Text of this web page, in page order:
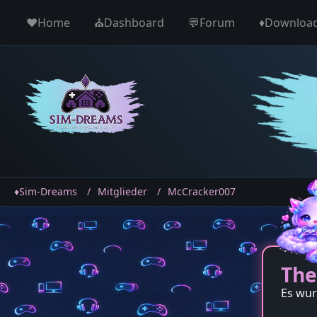
♥️Home ⛪️Dashboard 💬Forum
♦️Sim-Dreams Mitglieder McCracker007
Es